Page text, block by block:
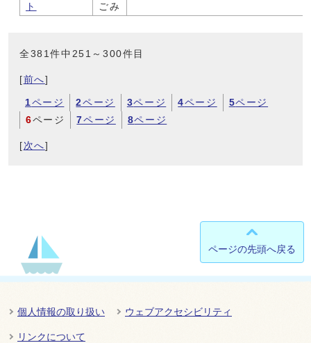
ト
ごみ
全381件中251～300件目
[前へ]
1ページ 2ページ 3ページ 4ページ 5ページ
6ページ 7ページ 8ページ
[ 次へ]
ページの先頭へ戻る
個人情報の取り扱い ウェブアクセシビリティ
リンクについて